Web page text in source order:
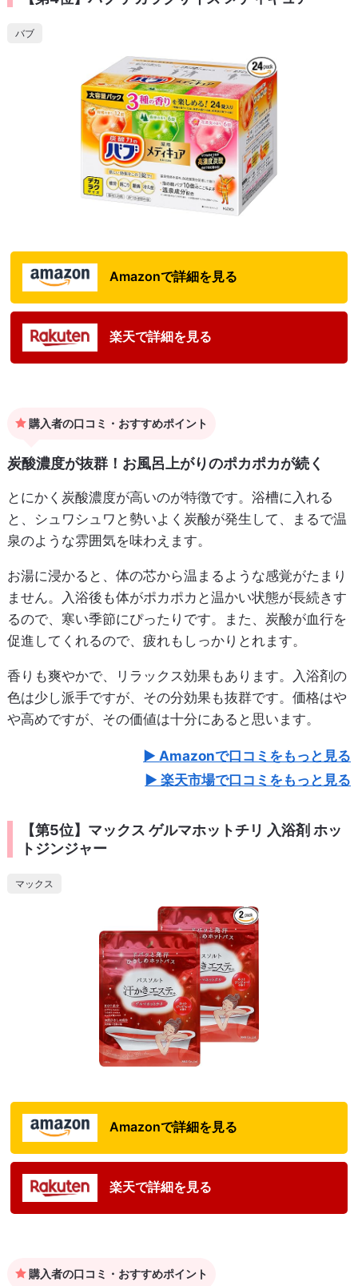
バブ
Amazonで詳細を見る
楽天で詳細を見る
購入者の口コミ・おすすめポイント
炭酸濃度が抜群！お風呂上がりのポカポカが続く
とにかく炭酸濃度が高いのが特徴です。浴槽に入れる
と、シュワシュワと勢いよく炭酸が発生して、まるで温
泉のような雰囲気を味わえます。
お湯に浸かると、体の芯から温まるような感覚がたまり
ません。入浴後も体がポカポカと温かい状態が長続きす
るので、寒い季節にぴったりです。また、炭酸が血行を
促進してくれるので、疲れもしっかりとれます。
香りも爽やかで、リラックス効果もあります。入浴剤の
色は少し派手ですが、その分効果も抜群です。価格はや
や高めですが、その価値は十分にあると思います。
Amazonで口コミをもっと見る
楽天市場で口コミをもっと見る
【第5位】マックス ゲルマホットチリ 入浴剤 ホッ
トジンジャー
マックス
Amazonで詳細を見る
楽天で詳細を見る
購入者の口コミ・おすすめポイント